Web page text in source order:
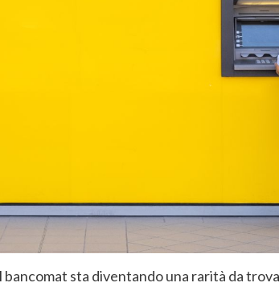
bancomat sta diventando una rarità da